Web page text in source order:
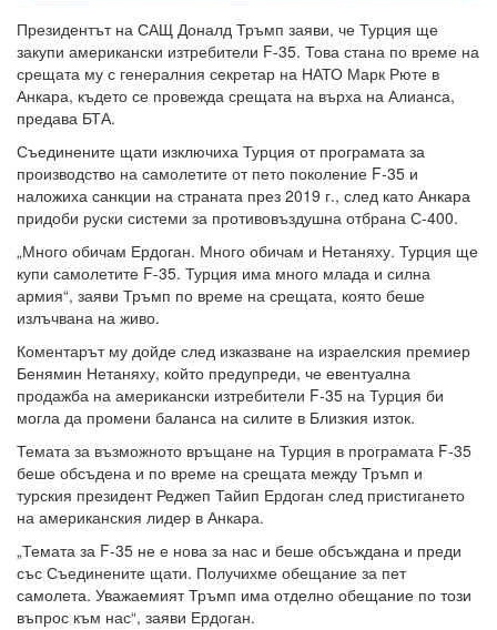
Президентът на САЩ Доналд Тръмп заяви, че Турция ще
закупи американски изтребители F-35. Това стана по време на
срещата му с генералния секретар на НАТО Марк Рюте в
Анкара, където се провежда срещата на върха на Алианса,
предава БТА.
Съединените щати изключиха Турция от програмата за
производство на самолетите от пето поколение F-35 и
наложиха санкции на страната през 2019 г., след като Анкара
придоби руски системи за противовъздушна отбрана С-400.
„Много обичам Ердоган. Много обичам и Нетаняху. Турция ще
купи самолетите F-35. Турция има много млада и силна
армия“, заяви Тръмп по време на срещата, която беше
излъчвана на живо.
Коментарът му дойде след изказване на израелския премиер
Бенямин Нетаняху, който предупреди, че евентуална
продажба на американски изтребители F-35 на Турция би
могла да промени баланса на силите в Близкия изток.
Темата за възможното връщане на Турция в програмата F-35
беше обсъдена и по време на срещата между Тръмп и
турския президент Реджеп Тайип Ердоган след пристигането
на американския лидер в Анкара.
„Темата за F-35 не е нова за нас и беше обсъждана и преди
със Съединените щати. Получихме обещание за пет
самолета. Уважаемият Тръмп има отделно обещание по този
въпрос към нас“, заяви Ердоган.